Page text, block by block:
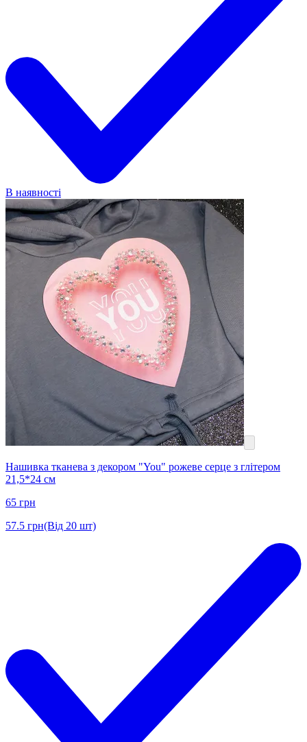
В наявності
Нашивка тканева з декором "You" рожеве серце з глітером
21,5*24 см
65 грн
57.5 грн(Від 20 шт)